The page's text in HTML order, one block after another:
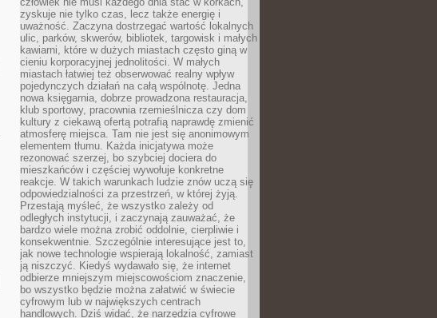
zyskuje nie tylko czas, lecz także energię i
uważność. Zaczyna dostrzegać wartość lokalnych
ulic, parków, skwerów, bibliotek, targowisk i małych
kawiarni, które w dużych miastach często giną w
cieniu korporacyjnej jednolitości. W małych
miastach łatwiej też obserwować realny wpływ
pojedynczych działań na całą wspólnotę. Jedna
nowa księgarnia, dobrze prowadzona restauracja,
klub sportowy, pracownia rzemieślnicza czy dom
kultury z ciekawą ofertą potrafią naprawdę zmienić
atmosferę miejsca. Tam nie jest się anonimowym
elementem tłumu. Każda inicjatywa może
rezonować szerzej, bo szybciej dociera do
mieszkańców i częściej wywołuje konkretne
reakcje. W takich warunkach ludzie znów uczą się
odpowiedzialności za przestrzeń, w której żyją.
Przestają myśleć, że wszystko zależy od
odległych instytucji, i zaczynają zauważać, że
bardzo wiele można zrobić oddolnie, cierpliwie i
konsekwentnie. Szczególnie interesujące jest to,
jak nowe technologie wspierają lokalność, zamiast
ją niszczyć. Kiedyś wydawało się, że internet
odbierze mniejszym miejscowościom znaczenie,
bo wszystko będzie można załatwić w świecie
cyfrowym lub w największych centrach
handlowych. Dziś widać, że narzędzia cyfrowe